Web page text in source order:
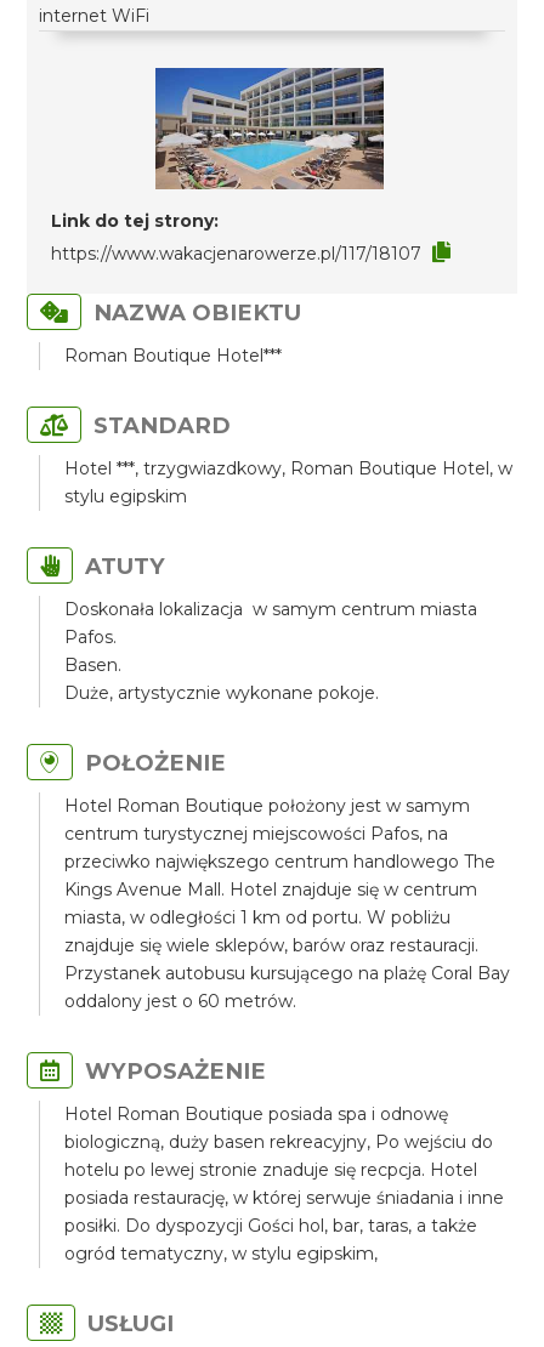
internet WiFi
Link do tej strony:
https://www.wakacjenarowerze.pl/117/18107
NAZWA OBIEKTU
Roman Boutique Hotel***
STANDARD
Hotel ***, trzygwiazdkowy, Roman Boutique Hotel, w
stylu egipskim
ATUTY
Doskonała lokalizacja w samym centrum miasta
Pafos.
Basen.
Duże, artystycznie wykonane pokoje.
POŁOŻENIE
Hotel Roman Boutique położony jest w samym
centrum turystycznej miejscowości Pafos, na
przeciwko największego centrum handlowego The
Kings Avenue Mall. Hotel znajduje się w centrum
miasta, w odległości 1 km od portu. W pobliżu
znajduje się wiele sklepów, barów oraz restauracji.
Przystanek autobusu kursującego na plażę Coral Bay
oddalony jest o 60 metrów.
WYPOSAŻENIE
Hotel Roman Boutique posiada spa i odnowę
biologiczną, duży basen rekreacyjny, Po wejściu do
hotelu po lewej stronie znaduje się recpcja. Hotel
posiada restaurację, w której serwuje śniadania i inne
posiłki. Do dyspozycji Gości hol, bar, taras, a także
ogród tematyczny, w stylu egipskim,
USŁUGI